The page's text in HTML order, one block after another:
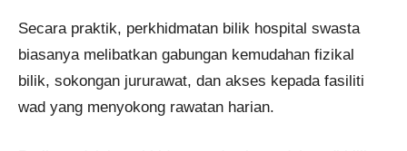
Secara praktik, perkhidmatan bilik hospital swasta
biasanya melibatkan gabungan kemudahan fizikal
bilik, sokongan jururawat, dan akses kepada fasiliti
wad yang menyokong rawatan harian.